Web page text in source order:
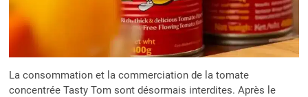
La consommation et la commerciation de la tomate
concentrée Tasty Tom sont désormais interdites. Après le